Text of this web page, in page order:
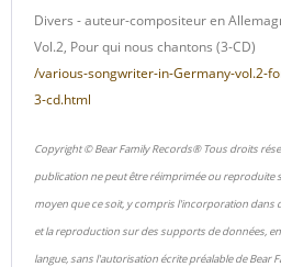
Divers - auteur-compositeur en
Vol.2, Pour qui nous chantons (3-CD)
/various-songwriter-in-Germany-vol.2-
3-cd.html
Copyright © Bear Family Records® Tous droits
publication ne peut être réimprimée ou reproduite
moyen que ce soit, y compris l'incorporation dans
et la reproduction sur des supports de données,
langue, sans l'autorisation écrite préalable de Bear